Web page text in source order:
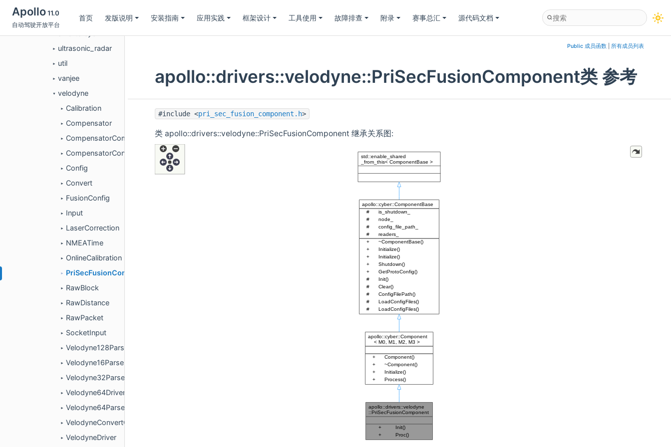
Apollo11.0
自动驾驶开放平台
首页 发版说明 安装指南 应用实践 框架设计 工具使用 故障排查 附录 赛事总汇 源代码文档
robosense
► ultrasonic_radar
► util
► vanjee
▼ velodyne
► Calibration
► Compensator
► CompensatorComponent
► CompensatorConfig
► Config
► Convert
► FusionConfig
► Input
► LaserCorrection
► NMEATime
► OnlineCalibration
► PriSecFusionComponent
► RawBlock
► RawDistance
► RawPacket
► SocketInput
► Velodyne128Parser
► Velodyne16Parser
► Velodyne32Parser
► Velodyne64Driver
► Velodyne64Parser
► VelodyneConvertComponent
► VelodyneDriver
Public 成员函数| 所有成员列表
apollo::drivers::velodyne::PriSecFusionComponent类 参考
#include <pri_sec_fusion_component.h>
类 apollo::drivers::velodyne::PriSecFusionComponent 继承关系图: